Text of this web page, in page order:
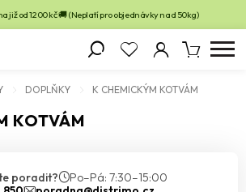
již od 1200 kč 🚚 (Neplatí pro objednávky nad 50kg)
DOPLŇKY K CHEMICKÝM KOTVÁM
KOTVÁM
poradit?
Po–Pá: 7:30–15:00